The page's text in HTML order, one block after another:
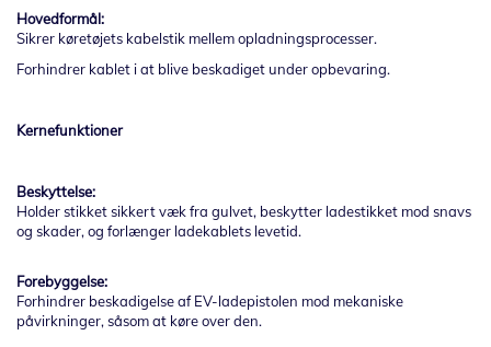
Hovedformål:
Sikrer køretøjets kabelstik mellem opladningsprocesser.
Forhindrer kablet i at blive beskadiget under opbevaring.
Kernefunktioner
Beskyttelse:
Holder stikket sikkert væk fra gulvet, beskytter ladestikket mod snavs
og skader, og forlænger ladekablets levetid.
Forebyggelse:
Forhindrer beskadigelse af EV-ladepistolen mod mekaniske
påvirkninger, såsom at køre over den.